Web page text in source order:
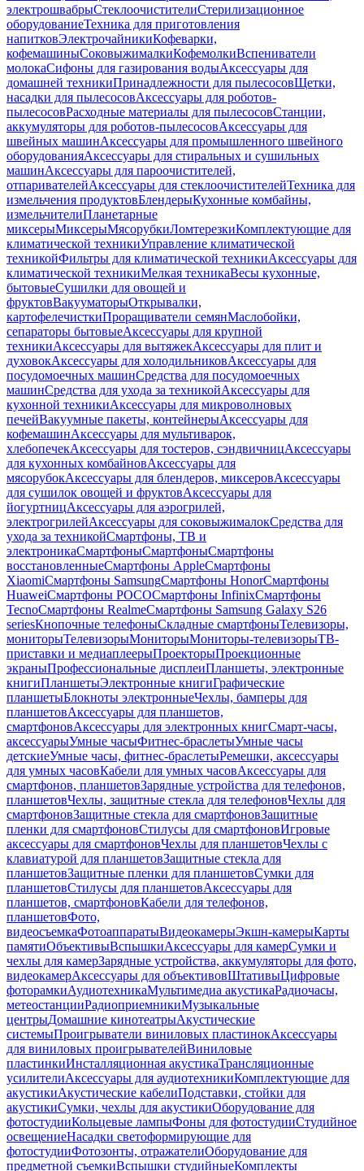
электрошвабрыСтеклоочистителиСтерилизационное
оборудованиеТехника для приготовления
напитковЭлектрочайникиКофеварки,
кофемашиныСоковыжималкиКофемолкиВспениватели
молокаСифоны для газирования водыАксессуары для
домашней техникиПринадлежности для пылесосовЩетки,
насадки для пылесосовАксессуары для роботов-
пылесосовРасходные материалы для пылесосовСтанции,
аккумуляторы для роботов-пылесосовАксессуары для
швейных машинАксессуары для промышленного швейного
оборудованияАксессуары для стиральных и сушильных
машинАксессуары для пароочистителей,
отпаривателейАксессуары для стеклоочистителейТехника для
измельчения продуктовБлендерыКухонные комбайны,
измельчителиПланетарные
миксерыМиксерыМясорубкиЛомтерезкиКомплектующие для
климатической техникиУправление климатической
техникойФильтры для климатической техникиАксессуары для
климатической техникиМелкая техникаВесы кухонные,
бытовыеСушилки для овощей и
фруктовВакууматорыОткрывалки,
картофелечисткиПроращиватели семянМаслобойки,
сепараторы бытовыеАксессуары для крупной
техникиАксессуары для вытяжекАксессуары для плит и
духовокАксессуары для холодильниковАксессуары для
посудомоечных машинСредства для посудомоечных
машинСредства для ухода за техникойАксессуары для
кухонной техникиАксессуары для микроволновых
печейВакуумные пакеты, контейнерыАксессуары для
кофемашинАксессуары для мультиварок,
хлебопечекАксессуары для тостеров, сэндвичницАксессуары
для кухонных комбайновАксессуары для
мясорубокАксессуары для блендеров, миксеровАксессуары
для сушилок овощей и фруктовАксессуары для
йогуртницАксессуары для аэрогрилей,
электрогрилейАксессуары для соковыжималокСредства для
ухода за техникойСмартфоны, ТВ и
электроникаСмартфоныСмартфоныСмартфоны
восстановленныеСмартфоны AppleСмартфоны
XiaomiСмартфоны SamsungСмартфоны HonorСмартфоны
HuaweiСмартфоны POCOСмартфоны InfinixСмартфоны
TecnoСмартфоны RealmeСмартфоны Samsung Galaxy S26
seriesКнопочные телефоныСкладные смартфоныТелевизоры,
мониторыТелевизорыМониторыМониторы-телевизорыТВ-
приставки и медиаплеерыПроекторыПроекционные
экраныПрофессиональные дисплеиПланшеты, электронные
книгиПланшетыЭлектронные книгиГрафические
планшетыБлокноты электронныеЧехлы, бамперы для
планшетовАксессуары для планшетов,
смартфоновАксессуары для электронных книгСмарт-часы,
аксессуарыУмные часыФитнес-браслетыУмные часы
детскиеУмные часы, фитнес-браслетыРемешки, аксессуары
для умных часовКабели для умных часовАксессуары для
смартфонов, планшетовЗарядные устройства для телефонов,
планшетовЧехлы, защитные стекла для телефоновЧехлы для
смартфоновЗащитные стекла для смартфоновЗащитные
пленки для смартфоновСтилусы для смартфоновИгровые
аксессуары для смартфоновЧехлы для планшетовЧехлы с
клавиатурой для планшетовЗащитные стекла для
планшетовЗащитные пленки для планшетовСумки для
планшетовСтилусы для планшетовАксессуары для
планшетов, смартфоновКабели для телефонов,
планшетовФото,
видеосъемкаФотоаппаратыВидеокамерыЭкшн-камерыКарты
памятиОбъективыВспышкиАксессуары для камерСумки и
чехлы для камерЗарядные устройства, аккумуляторы для фото,
видеокамерАксессуары для объективовШтативыЦифровые
фоторамкиАудиотехникаМультимедиа акустикаРадиочасы,
метеостанцииРадиоприемникиМузыкальные
центрыДомашние кинотеатрыАкустические
системыПроигрыватели виниловых пластинокАксессуары
для виниловых проигрывателейВиниловые
пластинкиИнсталляционная акустикаТрансляционные
усилителиАксессуары для аудиотехникиКомплектующие для
акустикиАкустические кабелиПодставки, стойки для
акустикиСумки, чехлы для акустикиОборудование для
фотостудииКольцевые лампыФоны для фотостудииСтудийное
освещениеНасадки светоформирующие для
фотостудииФотозонты, отражателиОборудование для
предметной съемкиВспышки студийныеКомплекты